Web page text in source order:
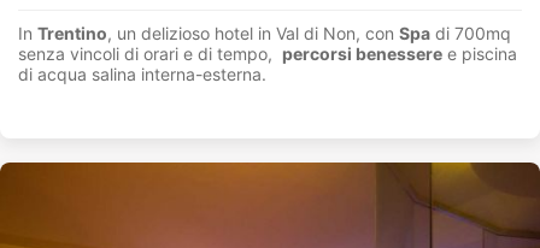
In Trentino, un delizioso hotel in Val di Non, con Spa di 700mq
senza vincoli di orari e di tempo, percorsi benessere e piscina
di acqua salina interna-esterna.